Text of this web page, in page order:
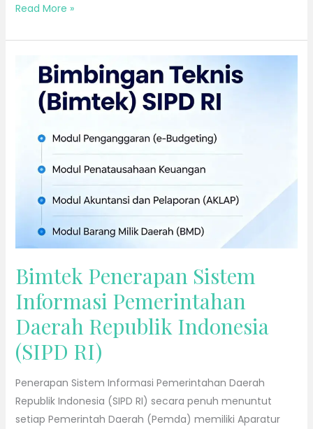
Read More »
Bimtek Penerapan Sistem
Informasi Pemerintahan
Daerah Republik Indonesia
(SIPD RI)
Penerapan Sistem Informasi Pemerintahan Daerah
Republik Indonesia (SIPD RI) secara penuh menuntut
setiap Pemerintah Daerah (Pemda) memiliki Aparatur
Bimtek
Penerapan
Sistem
Informasi
Pemerintahan
Republik
(SIPD